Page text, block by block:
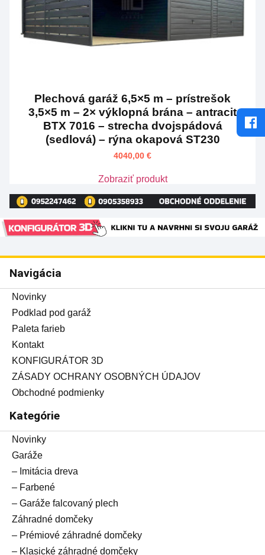
Plechová garáž 6,5×5 m – prístrešok
3,5×5 m – 2× výklopná brána – antracit
BTX 7016 – strecha dvojspádová
(sedlová) – rýna okapová ST230
4040,00 €
Zobraziť produkt
Navigácia
Novinky
Podklad pod garáž
Paleta farieb
Kontakt
KONFIGURÁTOR 3D
ZÁSADY OCHRANY OSOBNÝCH ÚDAJOV
Obchodné podmienky
Kategórie
Novinky
Garáže
– Imitácia dreva
– Farbené
– Garáže falcovaný plech
Záhradné domčeky
– Prémiové záhradné domčeky
– Klasické záhradné domčeky